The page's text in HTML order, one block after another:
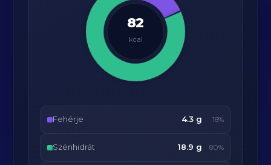
82
kcal
Fehérje 4.3 g 18%
Szénhidrát 18.9 g 80%